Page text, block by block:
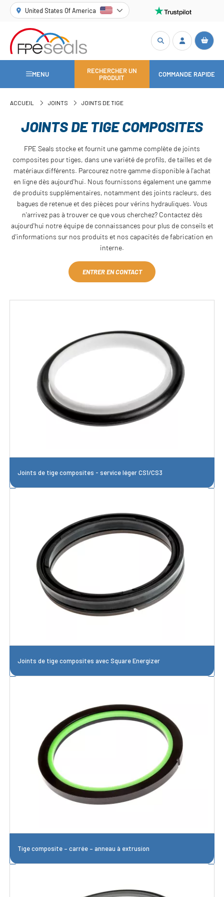
United States Of America
MENU
RECHERCHER UN
PRODUIT
COMMANDE RAPIDE
ACCUEIL JOINTS JOINTS DE TIGE
JOINTS DE TIGE COMPOSITES
FPE Seals stocke et fournit une gamme complète de joints
composites pour tiges, dans une variété de profils, de tailles et de
matériaux différents. Parcourez notre gamme disponible à l'achat
en ligne dès aujourd'hui. Nous fournissons également une gamme
de produits supplémentaires, notamment des joints racleurs, des
bagues de retenue et des pièces pour vérins hydrauliques. Vous
n'arrivez pas à trouver ce que vous cherchez? Contactez dès
aujourd'hui notre équipe de connaissances pour plus de conseils et
d'informations sur nos produits et nos capacités de fabrication en
interne.
ENTRER EN CONTACT
Joints de tige composites - service léger CS1/CS3
Joints de tige composites avec Square Energizer
Tige composite – carrée – anneau à extrusion